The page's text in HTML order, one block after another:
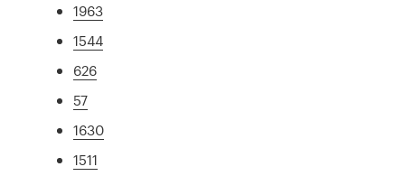
1963
1544
626
57
1630
1511